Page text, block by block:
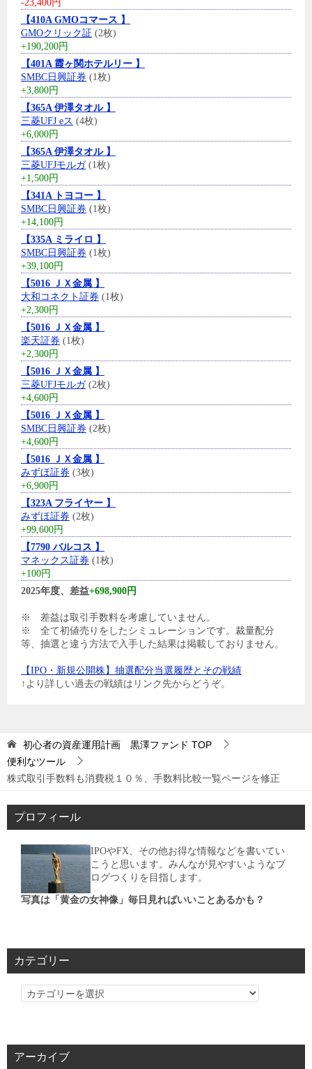
-23,400円
【410A GMOコマース 】
GMOクリック証 (2枚)
+190,200円
【401A 霞ヶ関ホテルリー 】
SMBC日興証券 (1枚)
+3,800円
【365A 伊澤タオル 】
三菱UFJ eス (4枚)
+6,000円
【365A 伊澤タオル 】
三菱UFJモルガ(1枚)
+1,500円
【341A トヨコー 】
SMBC日興証券 (1枚)
+14,100円
【335A ミライロ 】
SMBC日興証券 (1枚)
+39,100円
【5016 ＪＸ金属 】
大和コネクト証券 (1枚)
+2,300円
【5016 ＪＸ金属 】
楽天証券 (1枚)
+2,300円
【5016 ＪＸ金属 】
三菱UFJモルガ(2枚)
+4,600円
【5016 ＪＸ金属 】
SMBC日興証券 (2枚)
+4,600円
【5016 ＪＸ金属 】
みずほ証券 (3枚)
+6,900円
【323A フライヤー 】
みずほ証券 (2枚)
+99,600円
【7790 バルコス 】
マネックス証券 (1枚)
+100円
2025年度、差益+698,900円
※ 差益は取引手数料を考慮していません。
※ 全て初値売りをしたシミュレーションです。裁量配分
等、抽選と違う方法で入手した結果は掲載しておりません。
【IPO・新規公開株】抽選配分当選履歴とその戦績
↑より詳しい過去の戦績はリンク先からどうぞ。
初心者の資産運用計画 黒澤ファンド TOP
便利なツール
株式取引手数料も消費税１０％、手数料比較一覧ページを修正
プロフィール
IPOやFX、その他お得な情報などを書いてい
こうと思います。みんなが見やすいようなブ
ログつくりを目指します。
写真は「黄金の女神像」毎日見ればいいことあるかも？
カテゴリー
カ
リ
アーカイブ